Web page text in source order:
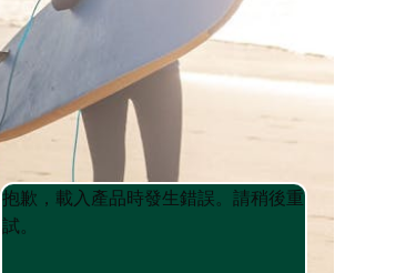
Product
List
Product
List
抱歉，載入產品時發生錯誤。請稍後重
試。